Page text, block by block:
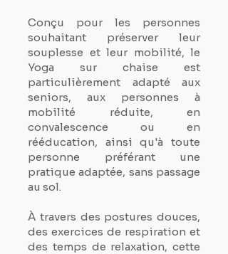
Conçu pour les personnes
souhaitant préserver leur
souplesse et leur mobilité, le
Yoga sur chaise est
particulièrement adapté aux
seniors, aux personnes à
mobilité réduite, en
convalescence ou en
rééducation, ainsi qu'à toute
personne préférant une
pratique adaptée, sans passage
au sol.
À travers des postures douces,
des exercices de respiration et
des temps de relaxation, cette